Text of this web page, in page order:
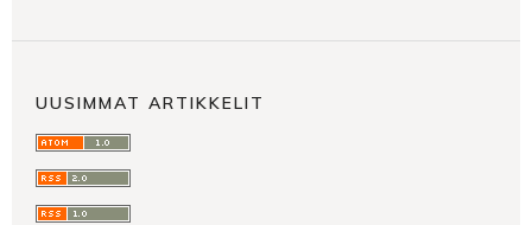
UUSIMMAT ARTIKKELIT